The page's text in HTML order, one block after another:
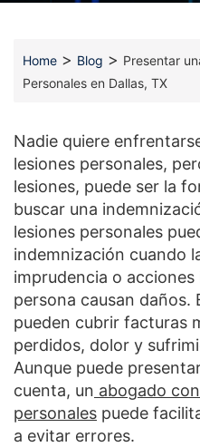
Home > Blog > Presentar
Personales en Dallas, TX
Nadie quiere
lesiones personales,
lesiones, puede ser la
buscar una
lesiones personales
indemnización cuando
imprudencia o
persona causan daños.
pueden cubrir facturas
perdidos, dolor y
Aunque puede
cuenta, un abogado
personales puede
a evitar errores.